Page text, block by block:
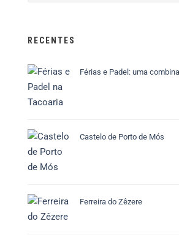
RECENTES
Férias e Padel: uma
Castelo de Porto de Mós
Ferreira do Zêzere